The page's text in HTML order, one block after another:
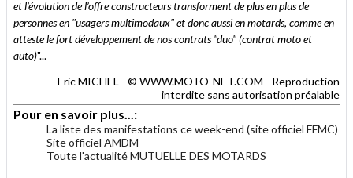
et l’évolution de l’offre constructeurs transforment de plus en plus de
personnes en "usagers multimodaux" et donc aussi en motards, comme en
atteste le fort développement de nos contrats "duo" (contrat moto et
auto)"...
Eric MICHEL - © WWW.MOTO-NET.COM - Reproduction
interdite sans autorisation préalable
Pour en savoir plus...:
La liste des manifestations ce week-end (site officiel FFMC)
Site officiel AMDM
Toute l'actualité MUTUELLE DES MOTARDS